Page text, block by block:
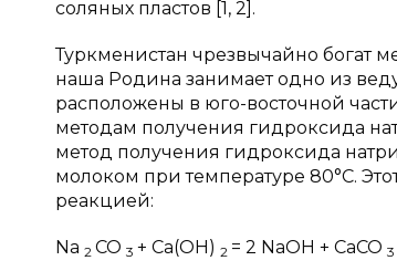
соляных пластов [1, 2].
Туркменистан чрезвычайно богат
наша Родина занимает одно из
расположены в юго-восточной
методам получения гидроксида
метод получения гидроксида
молоком при температуре 80°C.
реакцией:
Na 2 CO 3 + Ca(OH) 2 = 2 NaOH + CaCO 3